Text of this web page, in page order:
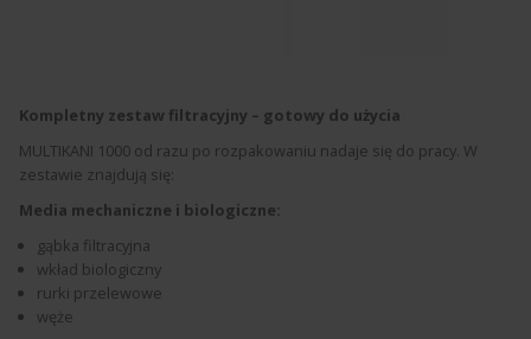
Kompletny zestaw filtracyjny – gotowy do użycia
MULTIKANI 1000 od razu po rozpakowaniu nadaje się do pracy. W
zestawie znajdują się:
Media mechaniczne i biologiczne:
gąbka filtracyjna
wkład biologiczny
rurki przelewowe
węże